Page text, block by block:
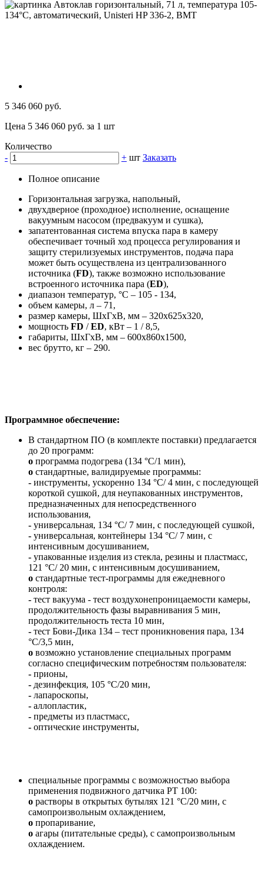
5 346 060 руб.
Цена 5 346 060 руб. за 1 шт
Количество
-
+ шт Заказать
Полное описание
Горизонтальная загрузка, напольный,
двухдверное (проходное) исполнение, оснащение
вакуумным насосом (предвакуум и сушка),
запатентованная система впуска пара в камеру
обеспечивает точный ход процесса регулирования и
защиту стерилизуемых инструментов, подача пара
может быть осуществлена из централизованного
источника (FD), также возможно использование
встроенного источника пара (ED),
диапазон температур, °C – 105 - 134,
объем камеры, л – 71,
размер камеры, ШхГхВ, мм – 320х625х320,
мощность FD /ED, кВт – 1 / 8,5,
габариты, ШхГхВ, мм – 600х860х1500,
вес брутто, кг – 290.
Программное обеспечение:
В стандартном ПО (в комплекте поставки) предлагается
до 20 программ:
o программа подогрева (134 °C/1 мин),
o cтандартные, валидируемые программы:
- инструменты, ускоренно 134 °C/ 4 мин, с последующей
короткой сушкой, для неупакованных инструментов,
предназначенных для непосредственного
использования,
- универсальная, 134 °C/ 7 мин, с последующей сушкой,
- универсальная, контейнеры 134 °C/ 7 мин, с
интенсивным досушиванием,
- упакованные изделия из стекла, резины и пластмасс,
121 °C/ 20 мин, с интенсивным досушиванием,
o стандартные тест-программы для ежедневного
контроля:
- тест вакуума - тест воздухонепроницаемости камеры,
продолжительность фазы выравнивания 5 мин,
продолжительность теста 10 мин,
- тест Бови-Дика 134 – тест проникновения пара, 134
°C/3,5 мин,
o возможно установление специальных программ
согласно специфическим потребностям пользователя:
- прионы,
- дезинфекция, 105 °C/20 мин,
- лапароскопы,
- аллопластик,
- предметы из пластмасс,
- оптические инструменты,
специальные программы с возможностью выбора
применения подвижного датчика PT 100:
o растворы в открытых бутылях 121 °C/20 мин, с
самопроизвольным охлаждением,
o пропаривание,
o агары (питательные среды), с самопроизвольным
охлаждением.